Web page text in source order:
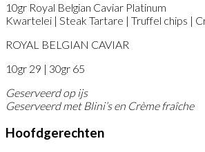
10gr Royal Belgian Caviar Platinum
Kwartelei | Steak Tartare | Truffel chips |
ROYAL BELGIAN CAVIAR
10gr 29 | 30gr 65
Geserveerd op ijs
Geserveerd met Blini’s en Crème fraîche
Hoofdgerechten